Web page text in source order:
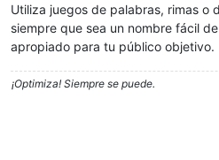
Utiliza juegos de palabras, rimas o
siempre que sea un nombre fácil
apropiado para tu público objetivo.
¡Optimiza! Siempre se puede.